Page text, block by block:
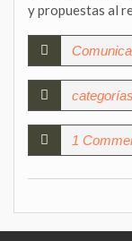
y propuestas al
1